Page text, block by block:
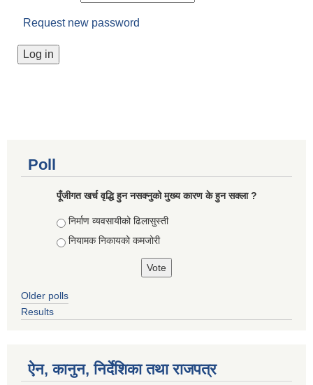
Request new password
Poll
पूँजीगत खर्च वृद्धि हुन नसक्नुको मुख्य कारण के हुन सक्ला ?
Choices
निर्माण व्यवसायीको ढिलासुस्ती
नियामक निकायको कमजोरी
Older polls
Results
ऐन, कानुन, निर्देशिका तथा राजपत्र